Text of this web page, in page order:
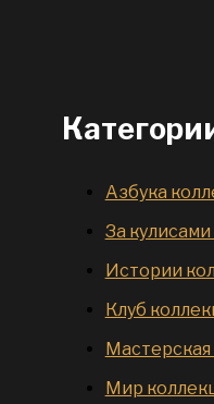
Азбука
За
Истории
Клуб
Мир